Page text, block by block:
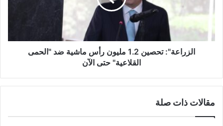
الزراعة": تحصين 1.2 مليون رأس ماشية ضد "الحمى
القلاعية" حتى الآن
مقالات ذات صلة